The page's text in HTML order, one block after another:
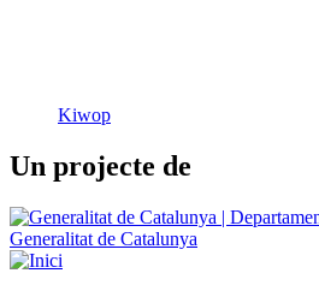
Generalitat de Catalunya
Peu
Butlletins
Contacte
Avís legal
Política de cookies
Mapa web